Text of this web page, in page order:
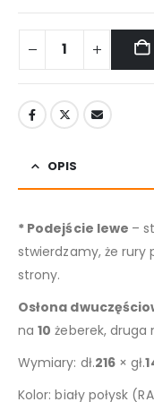
OPIS
* Podejście lewe –
stwierdzamy, że rury
strony.
Osłona
na10 żeberek, druga
Wymiary: dł.216 × gł.
Kolor: biały połysk